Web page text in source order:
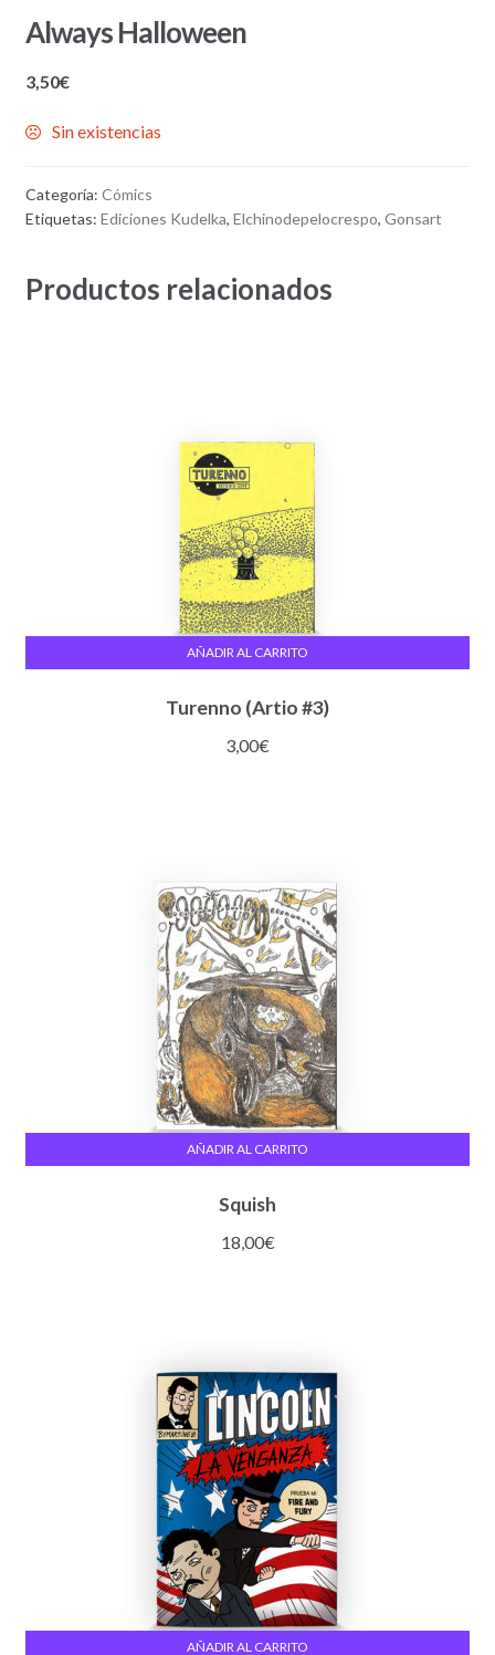
Always Halloween
3,50€
Sin existencias
Categoría: Cómics
Etiquetas: Ediciones Kudelka, Elchinodepelocrespo, Gonsart
Productos relacionados
Turenno (Artio #3)
3,00€
AÑADIR AL CARRITO
Squish
18,00€
AÑADIR AL CARRITO
AÑADIR AL CARRITO